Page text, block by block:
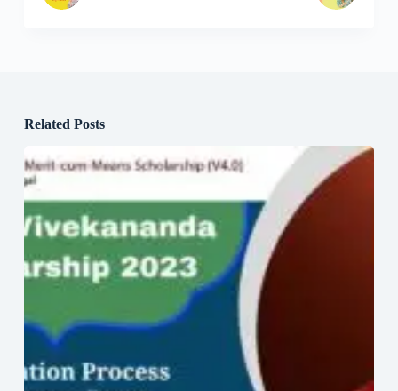
Related Posts